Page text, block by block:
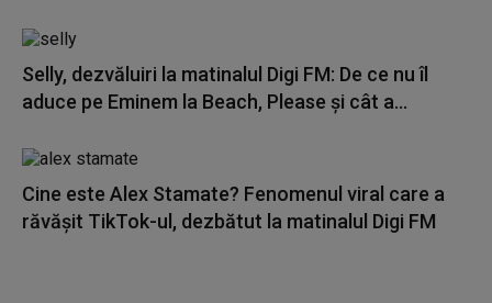
Selly, dezvăluiri la matinalul Digi FM: De ce nu îl
aduce pe Eminem la Beach, Please și cât a...
Cine este Alex Stamate? Fenomenul viral care a
răvășit TikTok-ul, dezbătut la matinalul Digi FM